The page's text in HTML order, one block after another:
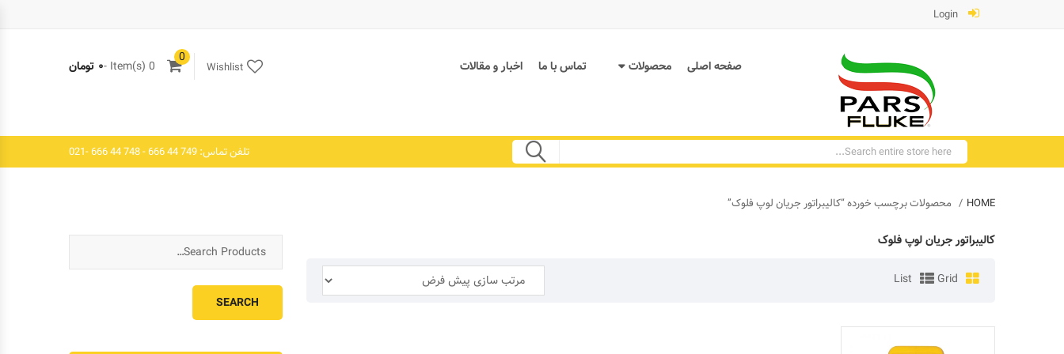
صفحه اصلی محصولات تماس با ما اخبار و مقالات 0
0 Item(s) - ۰ تومان Wishlist
تلفن تماس: 749 44 666 - 748 44 666 -021
HOME محصولات برچسب خورده “کالیبراتور جریان لوپ فلوک”
کالیبراتور جریان لوپ فلوک
Grid
List